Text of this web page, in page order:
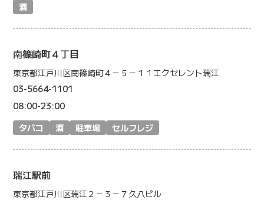
酒
南篠崎町４丁目
東京都江戸川区南篠崎町４－５－１１エクセレント瑞江
03-5664-1101
08:00-23:00
タバコ
酒 駐車場 セルフレジ
瑞江駅前
東京都江戸川区瑞江２－３－７久八ビル